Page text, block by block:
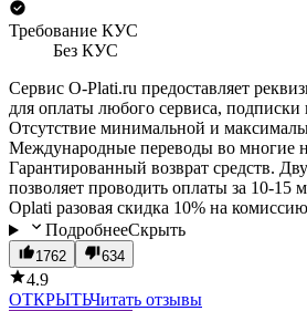
Требование КУС
Без КУС
Сервис O-Plati.ru предоставляет
для оплаты любого сервиса, подписки
Отсутствие минимальной и
Международные переводы во многие
Гарантированный возврат средств.
позволяет проводить оплаты за 10-15
Oplati разовая скидка 10% на
ПодробнееСкрыть
1762 634
4.9
ОТКРЫТЬЧитать отзывы